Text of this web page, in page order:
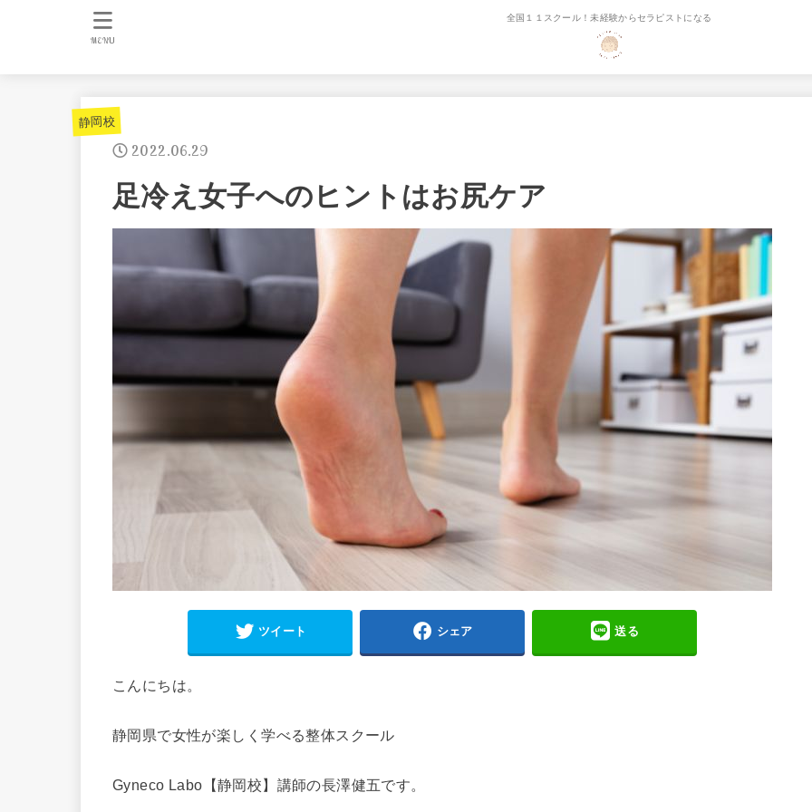
全国１１スクール！未経験からセラピストになる
MENU
静岡校
2022.06.29
足冷え女子へのヒントはお尻ケア
ツイート シェア 送る
こんにちは。
静岡県で女性が楽しく学べる整体スクール
Gyneco Labo【静岡校】講師の長澤健五です。